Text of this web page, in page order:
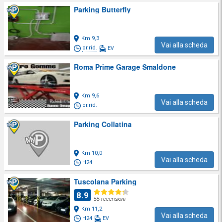
Parking Butterfly
Km 9,3
or.rid.
EV Vai alla scheda
Roma Prime Garage Smaldone
Km 9,6
or.rid.
Vai alla scheda
Parking Collatina
Km 10,0
H24
Vai alla scheda
Tuscolana Parking
8.9
55 recensioni
Km 11,2
H24
EV Vai alla scheda